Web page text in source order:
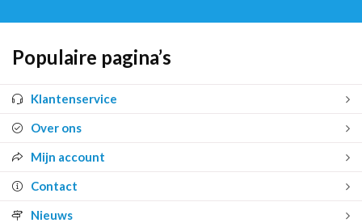
Populaire pagina’s
Klantenservice
Over ons
Mijn account
Contact
Nieuws